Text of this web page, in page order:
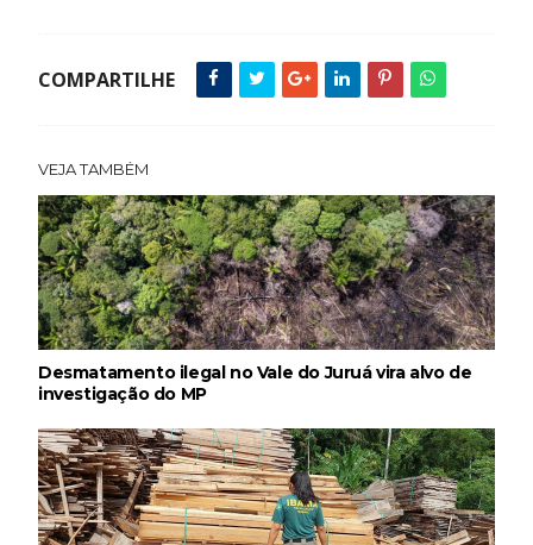
COMPARTILHE
VEJA TAMBÉM
Desmatamento ilegal no Vale do Juruá vira alvo de
investigação do MP